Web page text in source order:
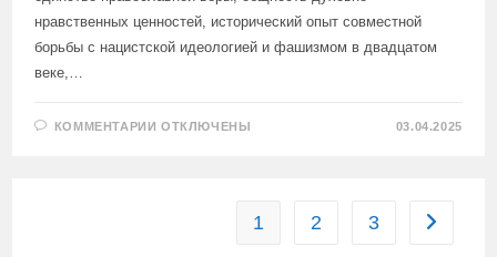
нравственных ценностей, исторический опыт совместной
борьбы с нацистской идеологией и фашизмом в двадцатом
веке,…
КОММЕНТАРИИ К
ОТКЛЮЧЕНЫ 03.04.2025
1 2 3 Перейти